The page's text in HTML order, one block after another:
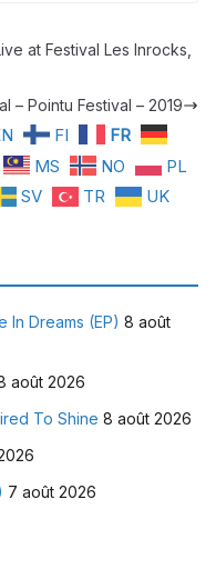
at Festival Les Inrocks,
– Pointu Festival – 2019
FI
FR
MS NO
PL
SV TR UK
In Dreams (EP) 8 août
août 2026
To Shine 8 août 2026
7 août 2026